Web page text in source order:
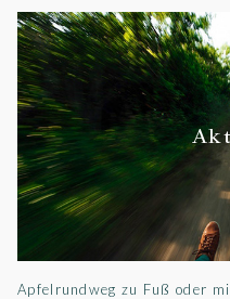
Apfelrundweg zu Fuß oder